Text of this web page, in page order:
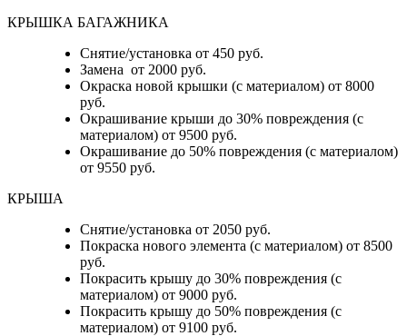
КРЫШКА БАГАЖНИКА
Снятие/установка от 450 руб.
Замена от 2000 руб.
Окраска новой крышки (с материалом) от 8000
руб.
Окрашивание крыши до 30% повреждения (с
материалом) от 9500 руб.
Окрашивание до 50% повреждения (с материалом)
от 9550 руб.
КРЫША
Снятие/установка от 2050 руб.
Покраска нового элемента (с материалом) от 8500
руб.
Покрасить крышу до 30% повреждения (с
материалом) от 9000 руб.
Покрасить крышу до 50% повреждения (с
материалом) от 9100 руб.